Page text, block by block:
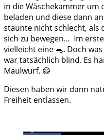
in die Wäschekammer um
beladen und diese dann
staunte nicht schlecht, als
sich zu bewegen… Im
vielleicht eine 🐀. Doch
war tatsächlich blind. Es
Maulwurf. 😄
Diesen haben wir dann
Freiheit entlassen.